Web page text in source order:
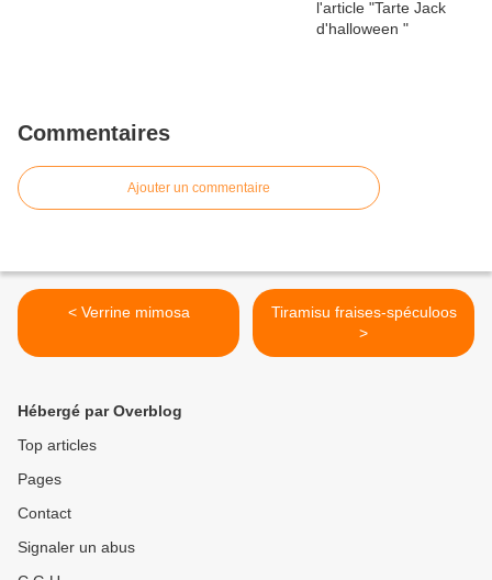
Commentaires
Ajouter un commentaire
< Verrine mimosa
Tiramisu fraises-spéculoos
>
Hébergé par Overblog
Top articles
Pages
Contact
Signaler un abus